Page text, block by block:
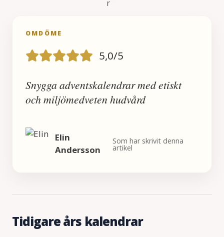
OMDÖME
5,0/5
Snygga adventskalendrar med etiskt
och miljömedveten hudvård
Elin
Andersson
Som har skrivit denna
artikel
Tidigare års kalendrar